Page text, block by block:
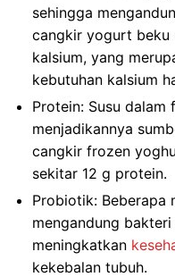
sehingga
cangkir yogurt beku
kalsium, yang
kebutuhan kalsium
Protein: Susu
menjadikannya
cangkir frozen
sekitar 12 g protein.
Probiotik: Beberapa
mengandung
meningkatkan
kekebalan tubuh.